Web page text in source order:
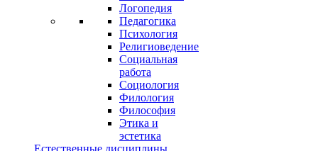
Логопедия
Педагогика
Психология
Религиоведение
Социальная
работа
Социология
Филология
Философия
Этика и
эстетика
Естественные дисциплины